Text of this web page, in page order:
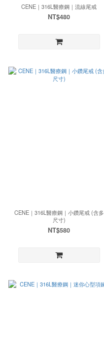
CENE｜316L醫療鋼｜流線尾戒
NT$480
CENE｜316L醫療鋼｜小鑽尾戒 (含多
尺寸)
NT$580